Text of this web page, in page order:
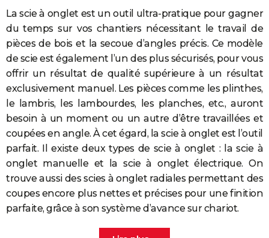
Bricolage
Lifestyle
Culture
Sport
Auto
Television
Voyage
Cinema
La scie à onglet est un outil ultra-pratique pour gagner
du temps sur vos chantiers nécessitant le travail de
pièces de bois et la secoue d’angles précis. Ce modèle
de scie est également l’un des plus sécurisés, pour vous
offrir un résultat de qualité supérieure à un résultat
exclusivement manuel. Les pièces comme les plinthes,
le lambris, les lambourdes, les planches, etc., auront
besoin à un moment ou un autre d’être travaillées et
coupées en angle. À cet égard, la scie à onglet est l’outil
parfait. Il existe deux types de scie à onglet : la scie à
onglet manuelle et la scie à onglet électrique. On
trouve aussi des scies à onglet radiales permettant des
coupes encore plus nettes et précises pour une finition
parfaite, grâce à son système d’avance sur chariot.